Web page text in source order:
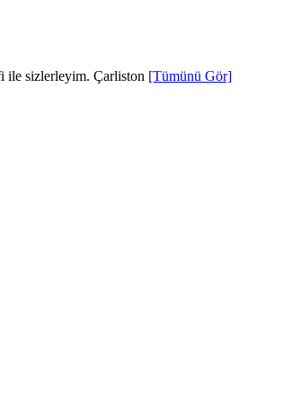
ile sizlerleyim. Çarliston [Tümünü Gör]